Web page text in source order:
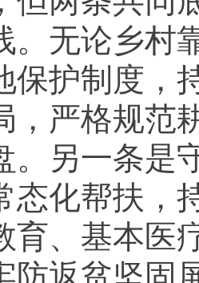
。无论乡村
保护制度，
，严格规范
。另一条是
态化帮扶，
育、基本医
防返贫坚固